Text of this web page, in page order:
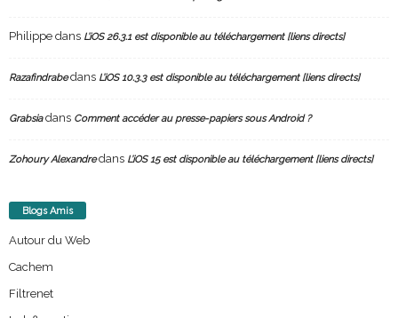
Philippe dans L’iOS 26.3.1 est disponible au téléchargement [liens directs]
Razafindrabedans L’iOS 10.3.3 est disponible au téléchargement [liens directs]
Grabsiadans Comment accéder au presse-papiers sous Android ?
Zohoury Alexandredans L’iOS 15 est disponible au téléchargement [liens directs]
Blogs Amis
Autour du Web
Cachem
Filtrenet